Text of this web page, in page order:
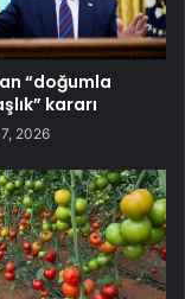
“doğumla
kararı
2026